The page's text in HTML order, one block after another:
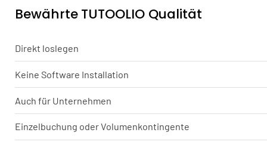
Bewährte TUTOOLIO Qualität
Direkt loslegen
Keine Software Installation
Auch für Unternehmen
Einzelbuchung oder Volumenkontingente